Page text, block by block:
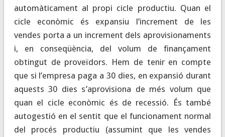
automàticament al propi cicle productiu. Quan el
cicle econòmic és expansiu l’increment de les
vendes porta a un increment dels aprovisionaments
i, en conseqüència, del volum de finançament
obtingut de proveïdors. Hem de tenir en compte
que si l’empresa paga a 30 dies, en expansió durant
aquests 30 dies s’aprovisiona de més volum que
quan el cicle econòmic és de recessió. És també
autogestió en el sentit que el funcionament normal
del procés productiu (assumint que les vendes